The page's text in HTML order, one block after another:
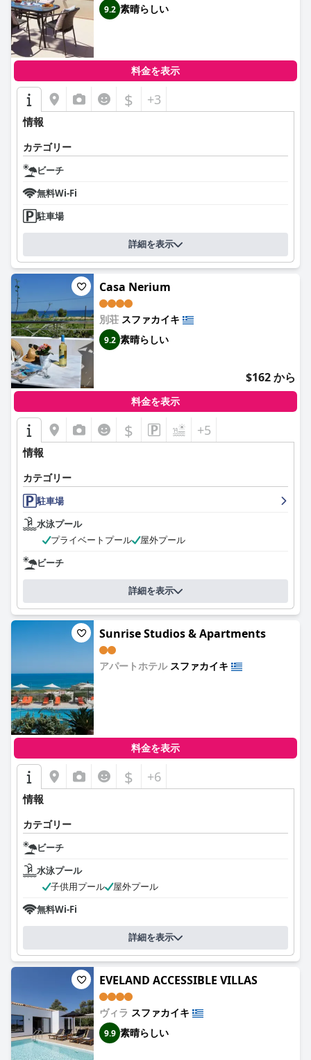
9.2 素晴らしい
料金を表示
$ +3
情報
カテゴリー
ビーチ
無料Wi-Fi
駐車場
詳細を表示
Casa Nerium
別荘 スファカイキ
9.2 素晴らしい
$162 から
料金を表示
$ +5
情報
カテゴリー
駐車場
水泳プール
プライベートプール
屋外プール
ビーチ
詳細を表示
Sunrise Studios & Apartments
アパートホテル スファカイキ
料金を表示
$ +6
情報
カテゴリー
ビーチ
水泳プール
子供用プール
屋外プール
無料Wi-Fi
詳細を表示
EVELAND ACCESSIBLE VILLAS
ヴィラ スファカイキ
9.9 素晴らしい